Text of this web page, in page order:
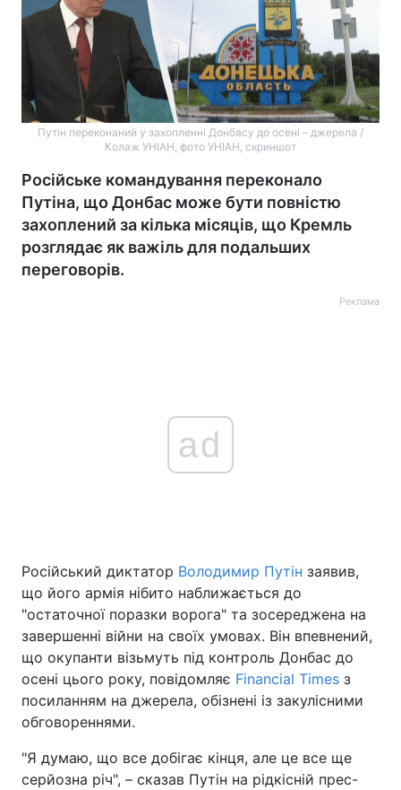
Путін переконаний у захопленні Донбасу до осені – джерела /
Колаж УНІАН, фото УНІАН, скриншот
Російське командування переконало
Путіна, що Донбас може бути повністю
захоплений за кілька місяців, що Кремль
розглядає як важіль для подальших
переговорів.
Реклама
ad
Російський диктатор Володимир Путін заявив,
що його армія нібито наближається до
"остаточної поразки ворога" та зосереджена на
завершенні війни на своїх умовах. Він впевнений,
що окупанти візьмуть під контроль Донбас до
осені цього року, повідомляє Financial Times з
посиланням на джерела, обізнені із закулісними
обговореннями.
"Я думаю, що все добігає кінця, але це все ще
серйозна річ", – сказав Путін на рідкісній прес-